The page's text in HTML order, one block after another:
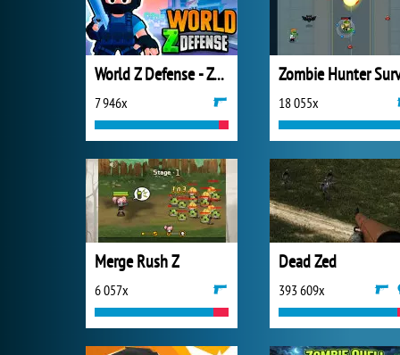
World Z Defense - Zombie Defense
7 946x 18 055x
Merge Rush Z
6 057x
Dead Zed
393 609x